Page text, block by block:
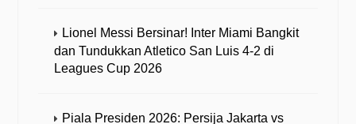
Lionel Messi Bersinar! Inter Miami Bangkit
dan Tundukkan Atletico San Luis 4-2 di
Leagues Cup 2026
Piala Presiden 2026: Persija Jakarta vs